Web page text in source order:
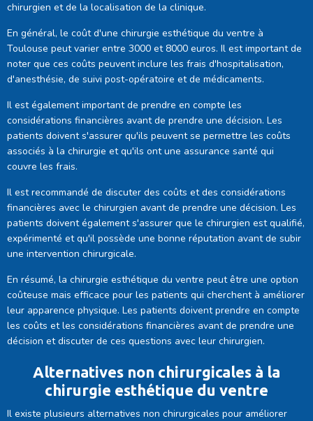
chirurgien et de la localisation de la clinique.
En général, le coût d'une chirurgie esthétique du ventre à
Toulouse peut varier entre 3000 et 8000 euros. Il est important de
noter que ces coûts peuvent inclure les frais d'hospitalisation,
d'anesthésie, de suivi post-opératoire et de médicaments.
Il est également important de prendre en compte les
considérations financières avant de prendre une décision. Les
patients doivent s'assurer qu'ils peuvent se permettre les coûts
associés à la chirurgie et qu'ils ont une assurance santé qui
couvre les frais.
Il est recommandé de discuter des coûts et des considérations
financières avec le chirurgien avant de prendre une décision. Les
patients doivent également s'assurer que le chirurgien est qualifié,
expérimenté et qu'il possède une bonne réputation avant de subir
une intervention chirurgicale.
En résumé, la chirurgie esthétique du ventre peut être une option
coûteuse mais efficace pour les patients qui cherchent à améliorer
leur apparence physique. Les patients doivent prendre en compte
les coûts et les considérations financières avant de prendre une
décision et discuter de ces questions avec leur chirurgien.
Alternatives non chirurgicales à la
chirurgie esthétique du ventre
Il existe plusieurs alternatives non chirurgicales pour améliorer